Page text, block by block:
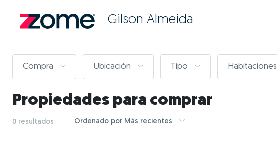
Gilson Almeida
Compra Ubicación Tipo Habitaciones
Propiedades para comprar
0 resultados Ordenado por Más recientes